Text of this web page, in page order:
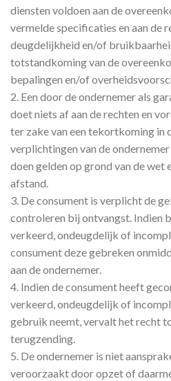
diensten voldoen aan de
vermelde specificaties en aan de
deugdelijkheid en/of
totstandkoming van de
bepalingen en/of
2. Een door de ondernemer als
doet niets af aan de rechten en
ter zake van een tekortkoming in
verplichtingen van de
doen gelden op grond van de wet
afstand.
3. De consument is verplicht de
controleren bij ontvangst. Indien
verkeerd, ondeugdelijk of
consument deze gebreken
aan de ondernemer.
4. Indien de consument heeft
verkeerd, ondeugdelijk of
gebruik neemt, vervalt het recht
terugzending.
5. De ondernemer is niet
veroorzaakt door opzet of